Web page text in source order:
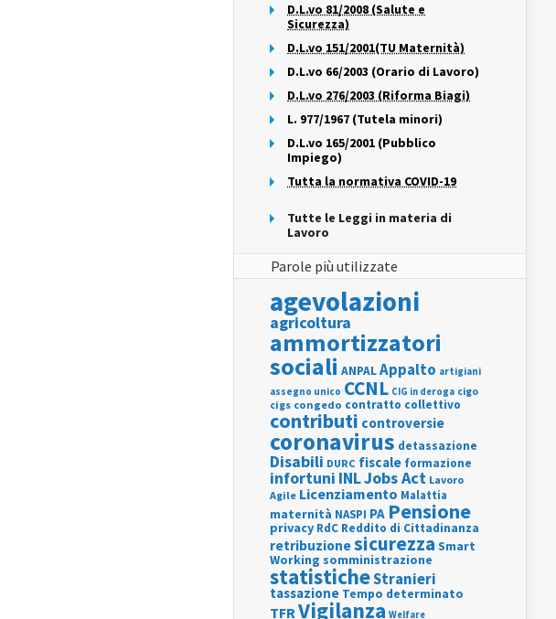
D.L.vo 81/2008 (Salute e
Sicurezza)
D.L.vo 151/2001(TU Maternità)
D.L.vo 66/2003 (Orario di Lavoro)
D.L.vo 276/2003 (Riforma Biagi)
L. 977/1967 (Tutela minori)
D.L.vo 165/2001 (Pubblico
Impiego)
Tutta la normativa COVID-19
Tutte le Leggi in materia di
Lavoro
Parole più utilizzate
agevolazioni
agricoltura
ammortizzatori
sociali ANPALAppalto artigiani
assegno unico CCNL CIG in deroga cigo
cigs congedo contratto collettivo
contributi controversie
coronavirus detassazione
Disabili DURC fiscale formazione
infortuni INLJobs Act Lavoro
Agile Licenziamento Malattia
maternità NASPI PA Pensione
privacy RdC Reddito di Cittadinanza
retribuzionesicurezza Smart
Working somministrazione
statisticheStranieri
tassazione Tempo determinato
TFRVigilanza Welfare